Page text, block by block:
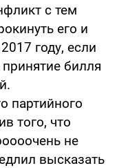
с тем
его и
году, если
билля
партийного
того, что
не
высказать